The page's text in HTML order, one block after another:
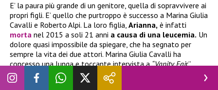
E’ la paura più grande di un genitore, quella di sopravvivere ai
propri figli. E’ quello che purtroppo è successo a Marina Giulia
Cavalli e Roberto Alpi. La loro figlia, Arianna, è infatti
morta nel 2015 a soli 21 anni a causa di una leucemia. Un
dolore quasi impossibile da spiegare, che ha segnato per
sempre la vita dei due attori. Marina Giulia Cavalli ha
concesso una lunga e toccante intervista a“Vanity Fair”,
nella quale ha parlato a cuore aperto, di quel dolore che
ancora oggi, a distanza di 11 anni, è ancora presente e con il